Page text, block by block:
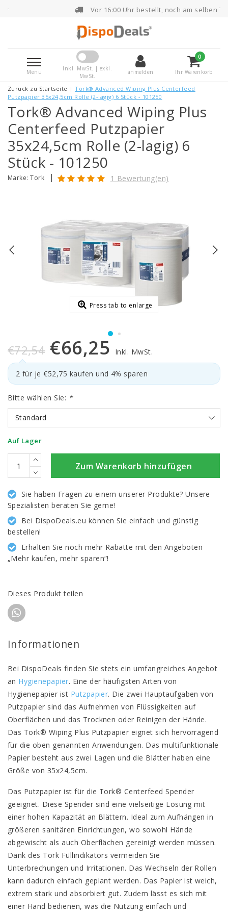
Vor 16:00 Uhr bestellt, noch am selben Tag
Menu
Inkl. MwSt. | exkl.
MwSt.
anmelden
0
Ihr Warenkorb
Zurück zu Startseite |Tork® Advanced Wiping Plus Centerfeed
Putzpapier 35x24,5cm Rolle (2-lagig) 6 Stück - 101250
Tork® Advanced Wiping Plus
Centerfeed Putzpapier
35x24,5cm Rolle (2-lagig) 6
Stück - 101250
Marke: Tork | 1 Bewertung(en)
Press tab to enlarge
€72,54 €66,25 Inkl. MwSt.
2 für je €52,75 kaufen und 4% sparen
Bitte wählen Sie: *
Standard
Auf Lager
Zum Warenkorb hinzufügen
Sie haben Fragen zu einem unserer Produkte? Unsere
Spezialisten beraten Sie gerne!
Bei DispoDeals.eu können Sie einfach und günstig
bestellen!
Erhalten Sie noch mehr Rabatte mit den Angeboten
„Mehr kaufen, mehr sparen“!
Dieses Produkt teilen
Informationen
Bei DispoDeals finden Sie stets ein umfangreiches Angebot
an Hygienepapier. Eine der häufigsten Arten von
Hygienepapier ist Putzpapier. Die zwei Hauptaufgaben von
Putzpapier sind das Aufnehmen von Flüssigkeiten auf
Oberflächen und das Trocknen oder Reinigen der Hände.
Das Tork® Wiping Plus Putzpapier eignet sich hervorragend
für die oben genannten Anwendungen. Das multifunktionale
Papier besteht aus zwei Lagen und die Blätter haben eine
Größe von 35x24,5cm.
Das Putzpapier ist für die Tork® Centerfeed Spender
geeignet. Diese Spender sind eine vielseitige Lösung mit
einer hohen Kapazität an Blättern. Ideal zum Aufhängen in
größeren sanitären Einrichtungen, wo sowohl Hände
abgewischt als auch Oberflächen gereinigt werden müssen.
Dank des Tork Füllindikators vermeiden Sie
Unterbrechungen und Irritationen. Das Wechseln der Rollen
kann dadurch einfach geplant werden. Das Papier ist weich,
extrem stark und absorbiert gut. Zudem lässt es sich mit
einer Hand bedienen, was die Nutzung einfach und